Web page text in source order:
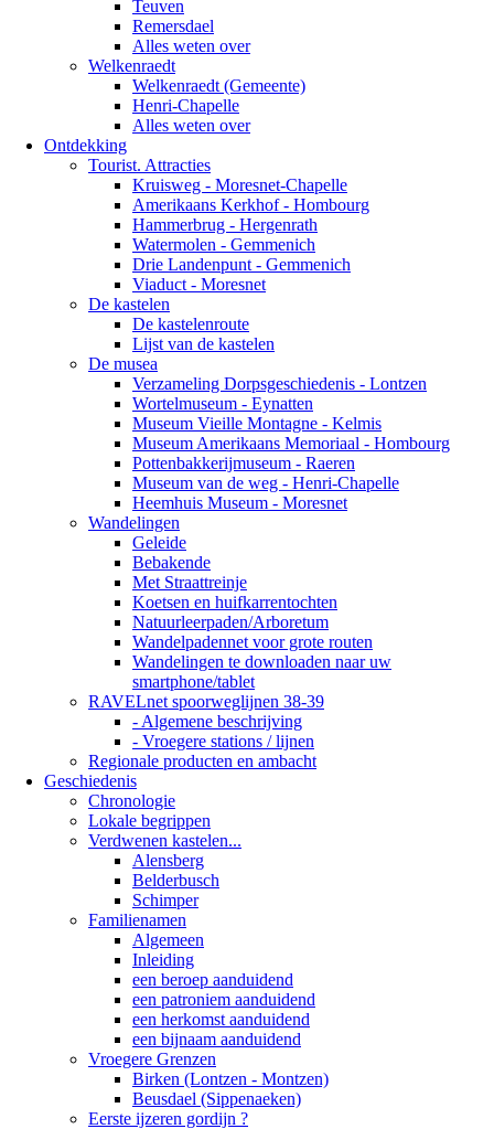
Teuven
Remersdael
Alles weten over
Welkenraedt
Welkenraedt (Gemeente)
Henri-Chapelle
Alles weten over
Ontdekking
Tourist. Attracties
Kruisweg - Moresnet-Chapelle
Amerikaans Kerkhof - Hombourg
Hammerbrug - Hergenrath
Watermolen - Gemmenich
Drie Landenpunt - Gemmenich
Viaduct - Moresnet
De kastelen
De kastelenroute
Lijst van de kastelen
De musea
Verzameling Dorpsgeschiedenis - Lontzen
Wortelmuseum - Eynatten
Museum Vieille Montagne - Kelmis
Museum Amerikaans Memoriaal - Hombourg
Pottenbakkerijmuseum - Raeren
Museum van de weg - Henri-Chapelle
Heemhuis Museum - Moresnet
Wandelingen
Geleide
Bebakende
Met Straattreinje
Koetsen en huifkarrentochten
Natuurleerpaden/Arboretum
Wandelpadennet voor grote routen
Wandelingen te downloaden naar uw
smartphone/tablet
RAVELnet spoorweglijnen 38-39
- Algemene beschrijving
- Vroegere stations / lijnen
Regionale producten en ambacht
Geschiedenis
Chronologie
Lokale begrippen
Verdwenen kastelen...
Alensberg
Belderbusch
Schimper
Familienamen
Algemeen
Inleiding
een beroep aanduidend
een patroniem aanduidend
een herkomst aanduidend
een bijnaam aanduidend
Vroegere Grenzen
Birken (Lontzen - Montzen)
Beusdael (Sippenaeken)
Eerste ijzeren gordijn ?